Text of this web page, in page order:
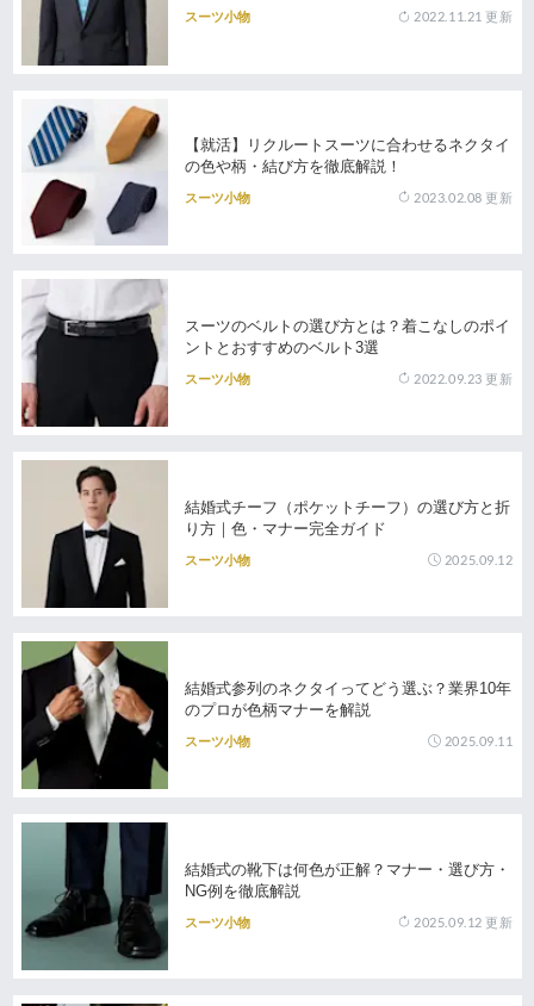
スーツ小物 2022.11.21 更新
【就活】リクルートスーツに合わせるネクタイ
の色や柄・結び方を徹底解説！
スーツ小物 2023.02.08 更新
スーツのベルトの選び方とは？着こなしのポイ
ントとおすすめのベルト3選
スーツ小物 2022.09.23 更新
結婚式チーフ（ポケットチーフ）の選び方と折
り方｜色・マナー完全ガイド
スーツ小物 2025.09.12
結婚式参列のネクタイってどう選ぶ？業界10年
のプロが色柄マナーを解説
スーツ小物 2025.09.11
結婚式の靴下は何色が正解？マナー・選び方・
NG例を徹底解説
スーツ小物 2025.09.12 更新